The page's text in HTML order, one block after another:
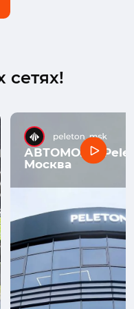
АВТОМОЛЛ
Москва